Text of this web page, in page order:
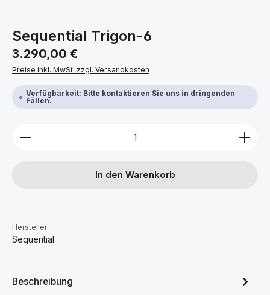
Sequential Trigon-6
Regulärer Preis:
3.290,00 €
Preise inkl. MwSt. zzgl. Versandkosten
Verfügbarkeit: Bitte kontaktieren Sie uns in dringenden
Fällen.
Produkt Anzahl: Gib den gewünschten Wert ein
In den Warenkorb
Hersteller:
Sequential
Beschreibung